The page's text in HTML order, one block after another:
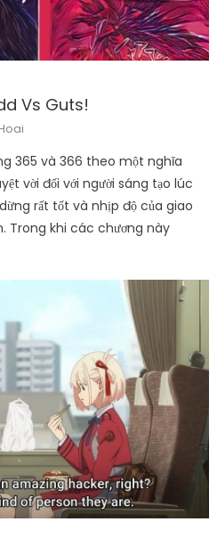
Vs Guts!
365 và 366 theo một nghĩa
vời đối với người sáng tạo lúc
rất tốt và nhịp độ của giao
Trong khi các chương này